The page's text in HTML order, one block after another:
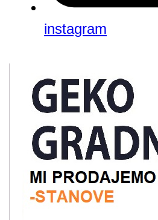
instagram